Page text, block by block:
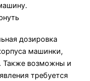
дозировка
машинки,
Также возможны и
требуется